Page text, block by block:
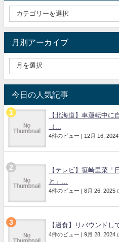
月別アーカイブ
今日の人気記事
【北海道】車運転中
（...
4件のビュー | 12月 16,
【テレビ】笹崎里菜「
と」...
4件のビュー | 8月 26, 2025
【過食】リバウンドし
4件のビュー | 9月 28, 2024